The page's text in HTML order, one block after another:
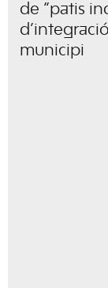
de “patis
municipi